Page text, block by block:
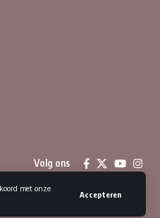
met onze
Accepteren
Volg ons
rechten voorbehouden